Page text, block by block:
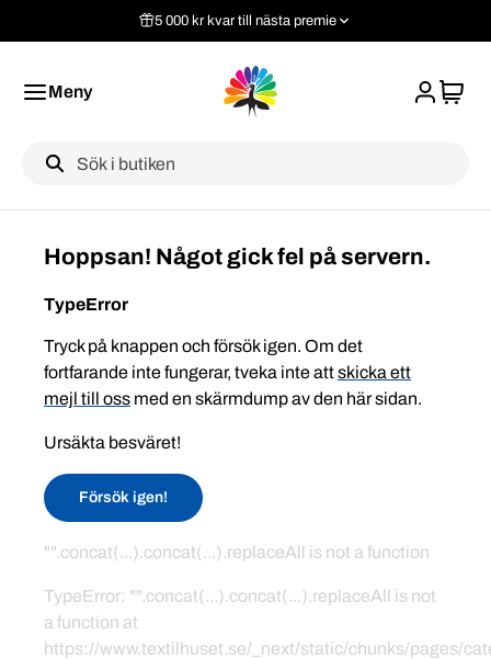
5 000 kr kvar till nästa premie
Meny
Label
Hoppsan! Något gick fel på servern.
TypeError
Tryck på knappen och försök igen. Om det
fortfarande inte fungerar, tveka inte attskicka ett
mejl till oss med en skärmdump av den här sidan.
Ursäkta besväret!
Försök igen!
"".concat(...).concat(...).replaceAll is not a function
TypeError: "".concat(...).concat(...).replaceAll is not
a function at
https://www.textilhuset.se/_next/static/chunks/pages/